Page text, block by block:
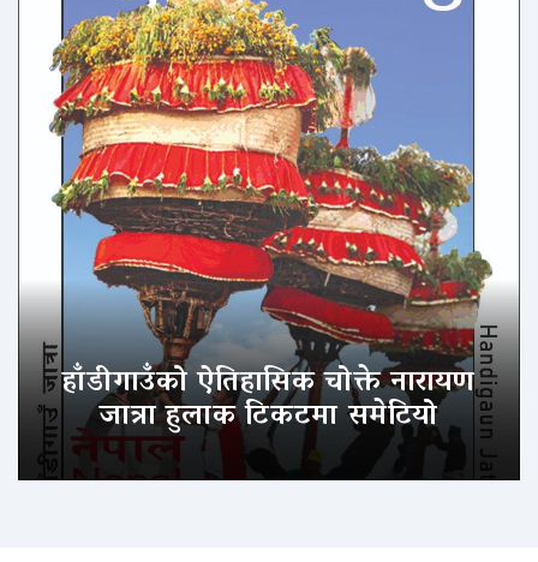
हाँडीगाउँको ऐतिहासिक चोक्ते नारायण
जात्रा हुलाक टिकटमा समेटियो